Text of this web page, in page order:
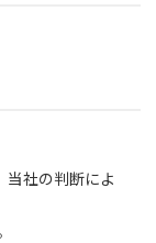
社の判断によ